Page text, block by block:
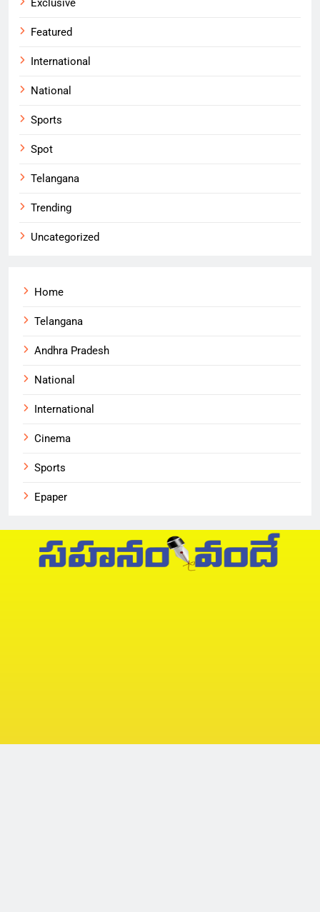
Exclusive
Featured
International
National
Sports
Spot
Telangana
Trending
Uncategorized
Home
Telangana
Andhra Pradesh
National
International
Cinema
Sports
Epaper